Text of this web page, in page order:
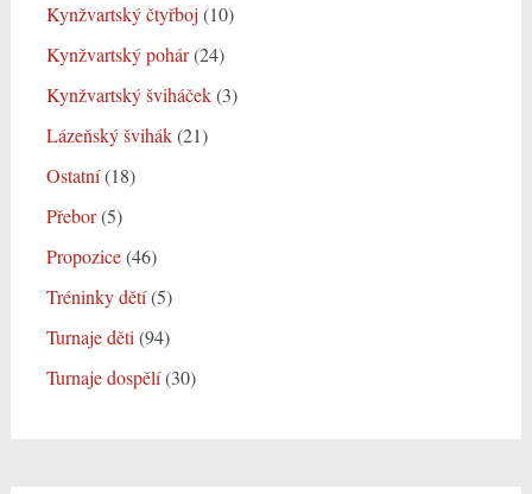
Kynžvartský čtyřboj (10)
Kynžvartský pohár(24)
Kynžvartský šviháček(3)
Lázeňský švihák(21)
Ostatní(18)
Přebor(5)
Propozice(46)
Tréninky dětí(5)
Turnaje děti (94)
Turnaje dospělí(30)